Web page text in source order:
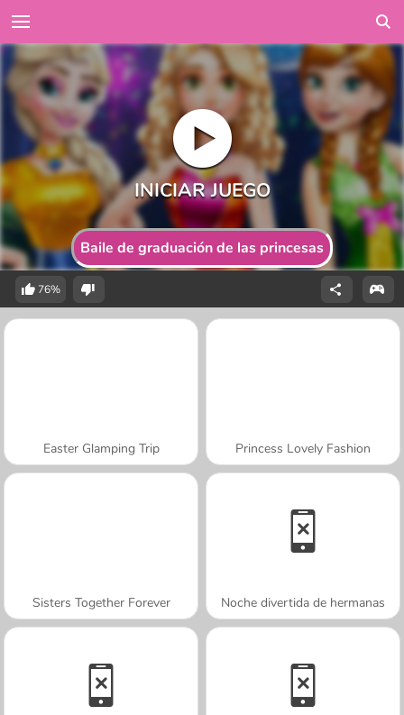
Baile de graduación de las princesas
76%
Easter Glamping Trip Princess Lovely Fashion
Sisters Together Forever Noche divertida de hermanas